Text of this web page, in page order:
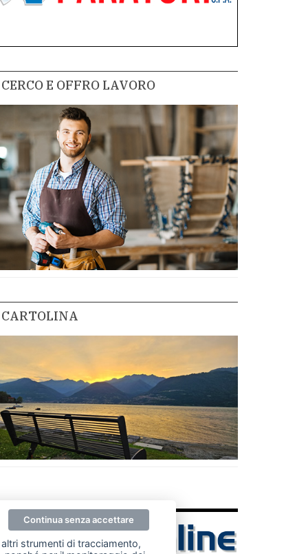
CERCO E OFFRO LAVORO
CARTOLINA
strumenti di tracciamento,
Continua senza accettare